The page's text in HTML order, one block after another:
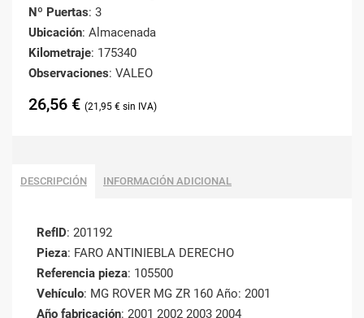
Nº Puertas: 3
Ubicación: Almacenada
Kilometraje: 175340
Observaciones: VALEO
26,56 € 21,95 €
DESCRIPCIÓN INFORMACIÓN ADICIONAL
RefID: 201192
Pieza: FARO ANTINIEBLA DERECHO
Referencia pieza: 105500
Vehículo: MG ROVER MG ZR 160 Año: 2001
Año fabricación: 2001 2002 2003 2004